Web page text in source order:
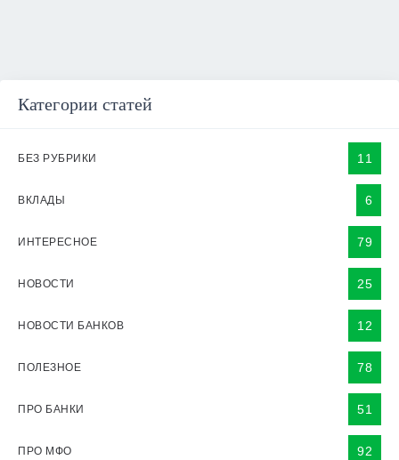
Категории статей
БЕЗ РУБРИКИ 11
ВКЛАДЫ 6
ИНТЕРЕСНОЕ 79
НОВОСТИ 25
НОВОСТИ БАНКОВ 12
ПОЛЕЗНОЕ 78
ПРО БАНКИ 51
ПРО МФО 92